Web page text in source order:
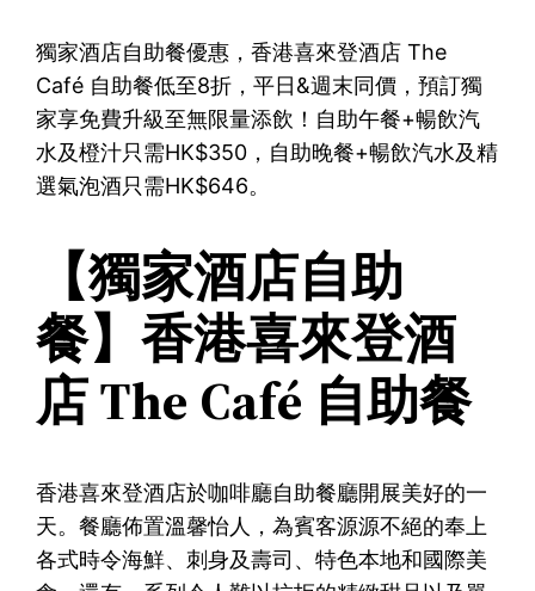
獨家酒店自助餐優惠，香港喜來登酒店 The
Café 自助餐低至8折，平日&週末同價，預訂獨
家享免費升級至無限量添飲！自助午餐+暢飲汽
水及橙汁只需HK$350，自助晚餐+暢飲汽水及精
選氣泡酒只需HK$646。
【獨家酒店自助
餐】香港喜來登酒
店 The Café 自助餐
香港喜來登酒店於咖啡廳自助餐廳開展美好的一
天。餐廳佈置溫馨怡人，為賓客源源不絕的奉上
各式時令海鮮、刺身及壽司、特色本地和國際美